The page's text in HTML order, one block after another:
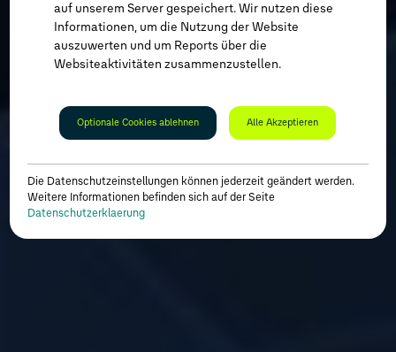
auf unserem Server gespeichert. Wir nutzen diese
Informationen, um die Nutzung der Website
auszuwerten und um Reports über die
Websiteaktivitäten zusammenzustellen.
Optionale Cookies ablehnen Alle Akzeptieren
Die Datenschutzeinstellungen können jederzeit geändert werden.
Weitere Informationen befinden sich auf der Seite
Datenschutzerklaerung